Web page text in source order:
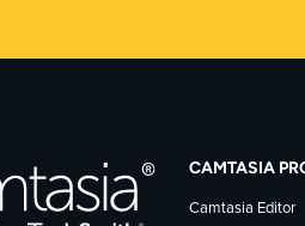
CAMTASIA
Camtasia Editor